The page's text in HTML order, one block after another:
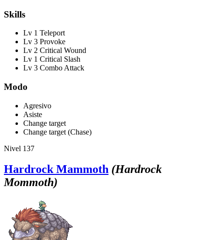
Skills
Lv 1 Teleport
Lv 3 Provoke
Lv 2 Critical Wound
Lv 1 Critical Slash
Lv 3 Combo Attack
Modo
Agresivo
Asiste
Change target
Change target (Chase)
Nivel 137
Hardrock Mammoth (Hardrock
Mommoth)